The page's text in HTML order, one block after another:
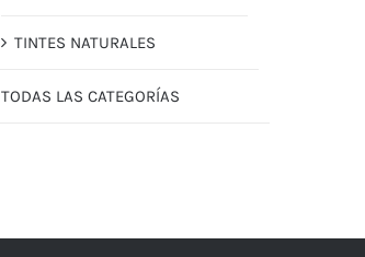
TINTES NATURALES
TODAS LAS CATEGORÍAS